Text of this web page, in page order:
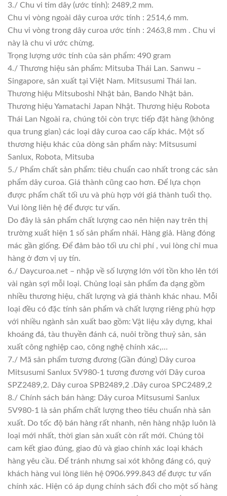
3./ Chu vi tim dây (ước tính): 2489,2 mm.
Chu vi vòng ngoài dây curoa ước tính : 2514,6 mm.
Chu vi vòng trong dây curoa ước tính : 2463,8 mm . Chu vi
này là chu vi ước chừng.
Trọng lượng ước tính của sản phẩm: 490 gram
4./ Thương hiệu sản phẩm: Mitsuba Thái Lan. Sanwu –
Singapore, sản xuất tại Việt Nam. Mitsusumi Thái lan.
Thương hiệu Mitsuboshi Nhật bản, Bando Nhật bản.
Thương hiệu Yamatachi Japan Nhật. Thương hiệu Robota
Thái Lan Ngoài ra, chúng tôi còn trực tiếp đặt hàng (không
qua trung gian) các loại dây curoa cao cấp khác. Một số
thương hiệu khác của dòng sản phẩm này: Mitsusumi
Sanlux, Robota, Mitsuba
5./ Phẩm chất sản phẩm: tiêu chuẩn cao nhất trong các sản
phẩm dây curoa. Giá thành cũng cao hơn. Để lựa chọn
được phẩm chất tối ưu và phù hợp với giá thành tuổi thọ.
Vui lòng liên hệ để được tư vấn.
Do đây là sản phẩm chất lượng cao nên hiện nay trên thị
trường xuất hiện 1 số sản phẩm nhái. Hàng giả. Hàng đóng
mác gần giống. Để đảm bảo tối ưu chi phí , vui lòng chỉ mua
hàng ở đơn vị uy tín.
6./ Daycuroa.net – nhập về số lượng lớn với tồn kho lên tới
vài ngàn sợi mỗi loại. Chủng loại sản phẩm đa dạng gồm
nhiều thương hiệu, chất lượng và giá thành khác nhau. Mỗi
loại đều có đặc tính sản phẩm và chất lượng riêng phù hợp
với nhiều ngành sản xuất bao gồm: Vật liệu xây dựng, khai
khoáng đá, tàu thuyền đánh cá, nuôi trồng thuỷ sản, sản
xuất công nghiệp cao, công nghệ chính xác,…
7./ Mã sản phẩm tương đương (Gần đúng) Dây curoa
Mitsusumi Sanlux 5V980-1 tương đương với Dây curoa
SPZ2489,2. Dây curoa SPB2489,2 .Dây curoa SPC2489,2
8./ Chính sách bán hàng: Dây curoa Mitsusumi Sanlux
5V980-1 là sản phẩm chất lượng theo tiêu chuẩn nhà sản
xuất. Do tốc độ bán hàng rất nhanh, nên hàng nhập luôn là
loại mới nhất, thời gian sản xuất còn rất mới. Chúng tôi
cam kết giao đúng, giao đủ và giao chính xác loại khách
hàng yêu cầu. Để tránh nhưng sai xót không đáng có, quý
khách hàng vui lòng liên hệ 0906.999.843 để được tư vấn
chính xác. Hiện có áp dụng chính sách đổi cho một số hàng